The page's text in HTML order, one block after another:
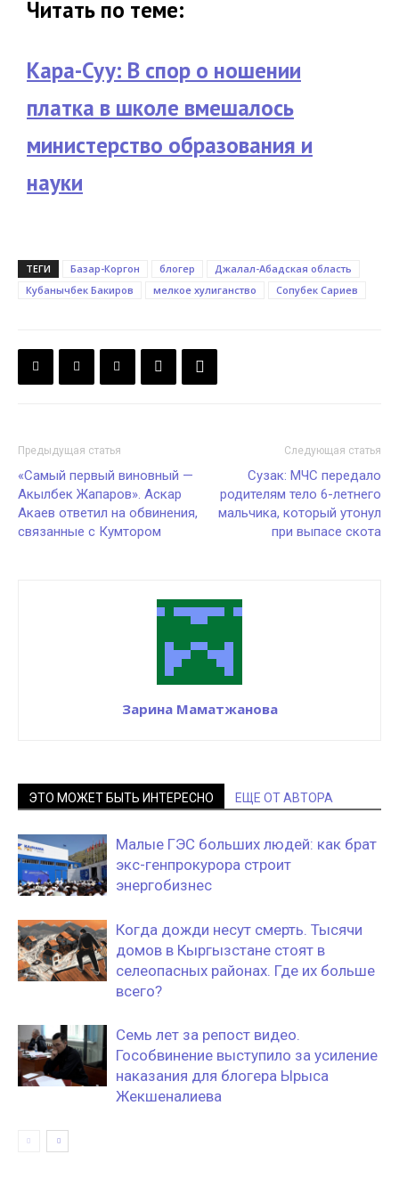
Читать по теме:
Кара-Суу: В спор о ношении
платка в школе вмешалось
министерство образования и
науки
ТЕГИ Базар-Коргон блогер
Джалал-Абадская область
Кубанычбек Бакиров
мелкое хулиганство Сопубек Сариев
Предыдущая статья
«Самый первый виновный —
Акылбек Жапаров». Аскар
Акаев ответил на обвинения,
связанные с Кумтором
Следующая статья
Сузак: МЧС передало
родителям тело 6-летнего
мальчика, который утонул
при выпасе скота
Зарина Маматжанова
ЭТО МОЖЕТ БЫТЬ ИНТЕРЕСНО ЕЩЕ ОТ АВТОРА
Малые ГЭС больших людей: как брат
экс-генпрокурора строит
энергобизнес
Когда дожди несут смерть. Тысячи
домов в Кыргызстане стоят в
селеопасных районах. Где их больше
всего?
Семь лет за репост видео.
Гособвинение выступило за усиление
наказания для блогера Ырыса
Жекшеналиева